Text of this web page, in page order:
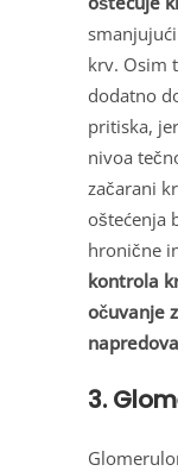
krv. Osim
dodatno
pritiska,
nivoa
začarani
oštećenja
hronične
kontrola
očuvanje
3.